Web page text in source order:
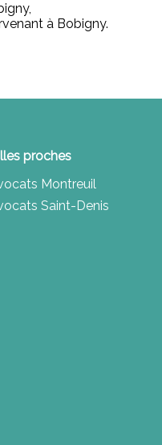
à Bobigny.
proches
Montreuil
Saint-Denis